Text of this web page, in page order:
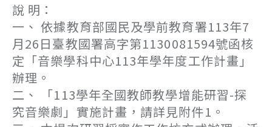
說 明：
一、 依據教育部國民及學前教育署113年7
月26日臺教國署高字第1130081594號函核
定「音樂學科中心113年學年度工作計畫」
辦理。
二、 「113學年全國教師教學增能研習-探
究音樂劇」實施計畫，請詳見附件1。